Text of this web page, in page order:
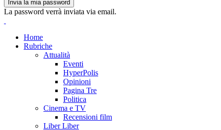
La password verrà inviata via email.
Home
Rubriche
Attualità
Eventi
HyperPolis
Opinioni
Pagina Tre
Politica
Cinema e TV
Recensioni film
Liber Liber